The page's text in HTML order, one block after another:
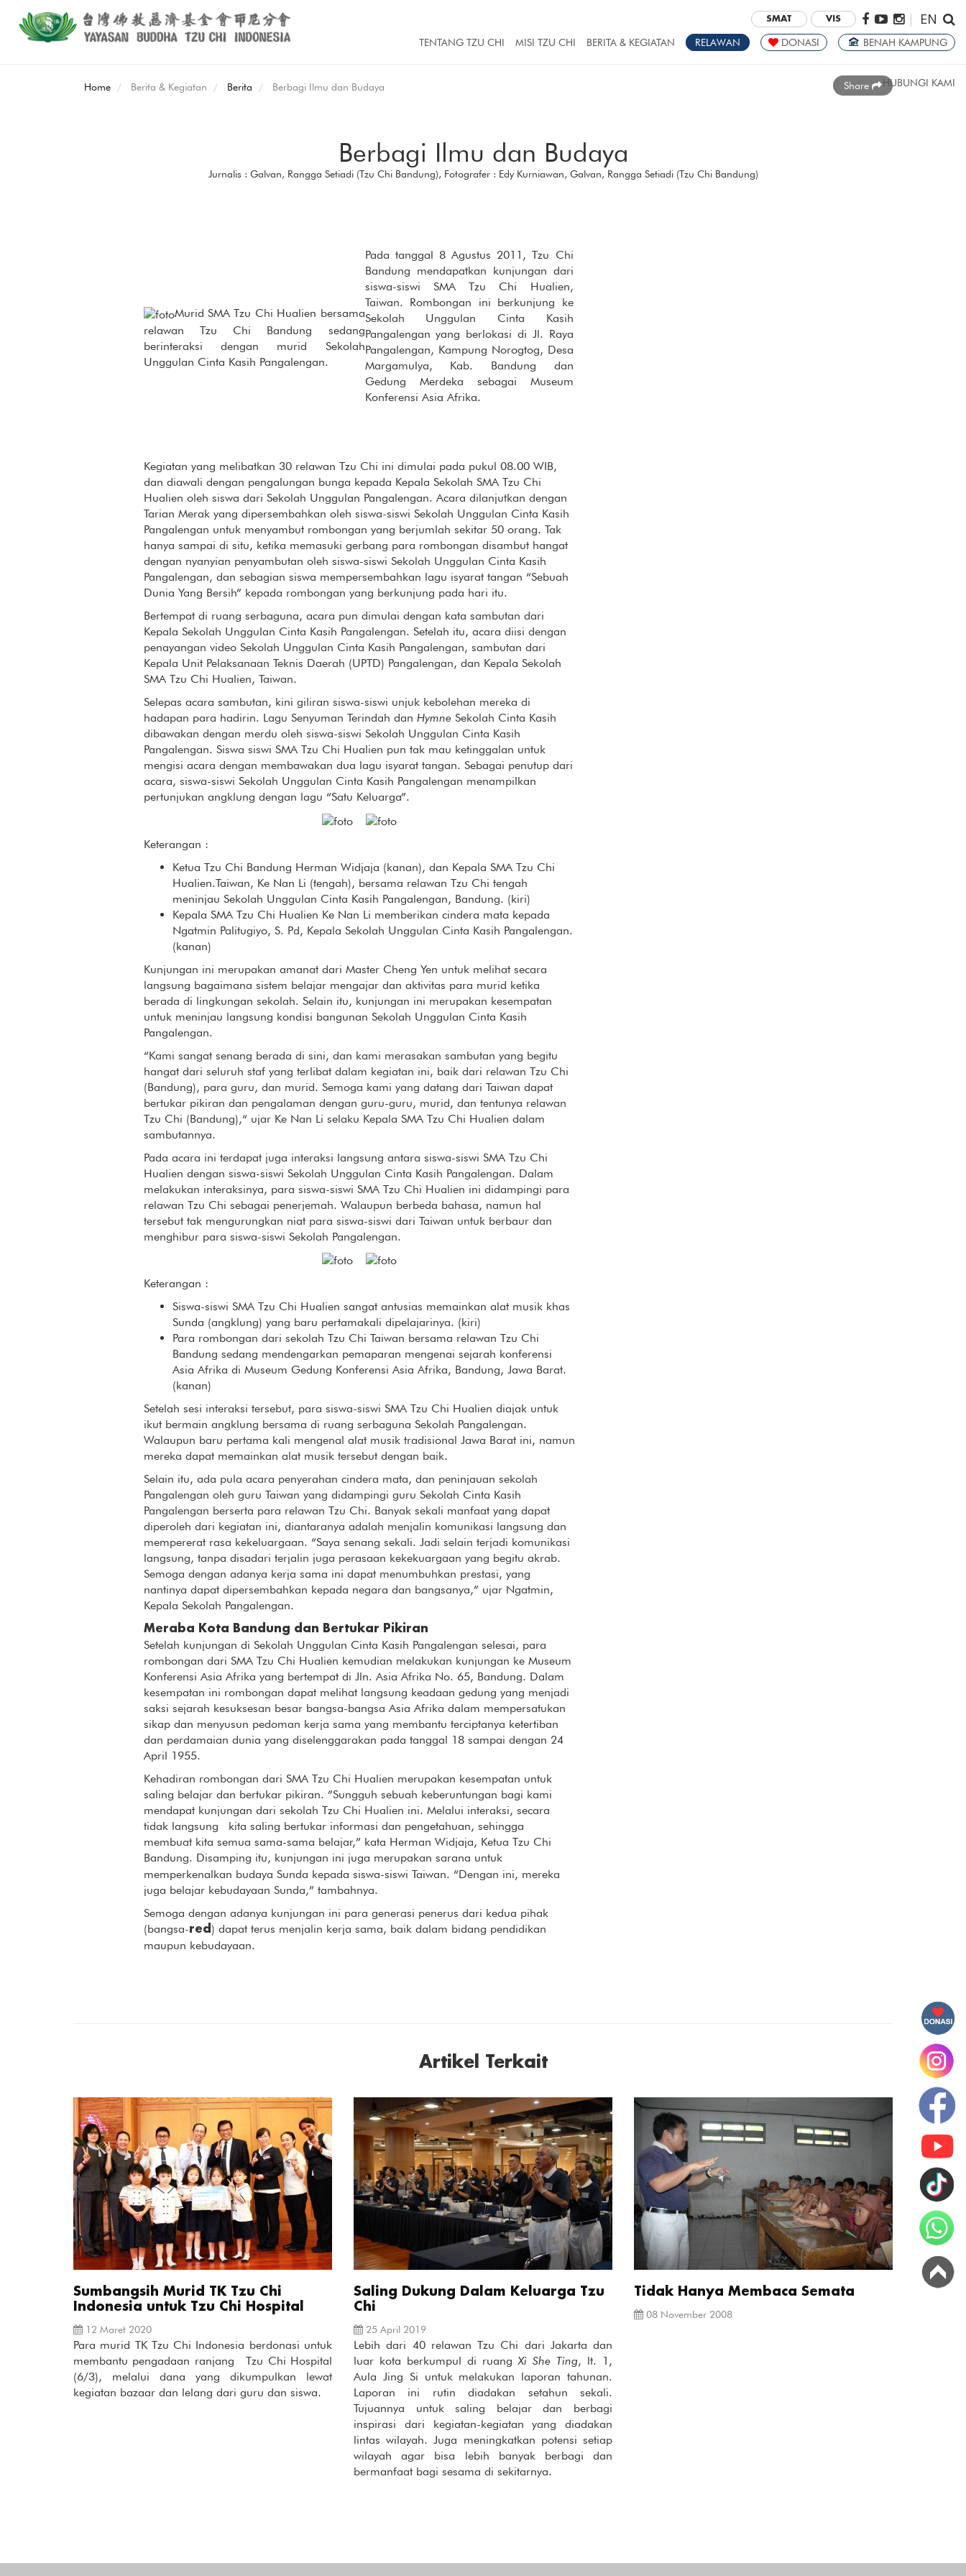
SMAT VIS | EN
TENTANG TZU CHI MISI TZU CHI BERITA & KEGIATAN RELAWAN DONASI BENAH KAMPUNG
HUBUNGI KAMI
Home Berita & Kegiatan Berita Berbagi Ilmu dan Budaya Share
Berbagi Ilmu dan Budaya
Jurnalis : Galvan, Rangga Setiadi (Tzu Chi Bandung), Fotografer : Edy Kurniawan, Galvan, Rangga Setiadi (Tzu Chi Bandung)
Murid SMA Tzu Chi Hualien bersama
relawan Tzu Chi Bandung sedang
berinteraksi dengan murid Sekolah
Unggulan Cinta Kasih Pangalengan.
Pada tanggal 8 Agustus 2011, Tzu Chi
Bandung mendapatkan kunjungan dari
siswa-siswi SMA Tzu Chi Hualien,
Taiwan. Rombongan ini berkunjung ke
Sekolah Unggulan Cinta Kasih
Pangalengan yang berlokasi di Jl. Raya
Pangalengan, Kampung Norogtog, Desa
Margamulya, Kab. Bandung dan
Gedung Merdeka sebagai Museum
Konferensi Asia Afrika.
Kegiatan yang melibatkan 30 relawan Tzu Chi ini dimulai pada pukul 08.00 WIB,
dan diawali dengan pengalungan bunga kepada Kepala Sekolah SMA Tzu Chi
Hualien oleh siswa dari Sekolah Unggulan Pangalengan. Acara dilanjutkan dengan
Tarian Merak yang dipersembahkan oleh siswa-siswi Sekolah Unggulan Cinta Kasih
Pangalengan untuk menyambut rombongan yang berjumlah sekitar 50 orang. Tak
hanya sampai di situ, ketika memasuki gerbang para rombongan disambut hangat
dengan nyanyian penyambutan oleh siswa-siswi Sekolah Unggulan Cinta Kasih
Pangalengan, dan sebagian siswa mempersembahkan lagu isyarat tangan “Sebuah
Dunia Yang Bersih” kepada rombongan yang berkunjung pada hari itu.
Bertempat di ruang serbaguna, acara pun dimulai dengan kata sambutan dari
Kepala Sekolah Unggulan Cinta Kasih Pangalengan. Setelah itu, acara diisi dengan
penayangan video Sekolah Unggulan Cinta Kasih Pangalengan, sambutan dari
Kepala Unit Pelaksanaan Teknis Daerah (UPTD) Pangalengan, dan Kepala Sekolah
SMA Tzu Chi Hualien, Taiwan.
Selepas acara sambutan, kini giliran siswa-siswi unjuk kebolehan mereka di
hadapan para hadirin. Lagu Senyuman Terindah dan HymneSekolah Cinta Kasih
dibawakan dengan merdu oleh siswa-siswi Sekolah Unggulan Cinta Kasih
Pangalengan. Siswa siswi SMA Tzu Chi Hualien pun tak mau ketinggalan untuk
mengisi acara dengan membawakan dua lagu isyarat tangan. Sebagai penutup dari
acara, siswa-siswi Sekolah Unggulan Cinta Kasih Pangalengan menampilkan
pertunjukan angklung dengan lagu “Satu Keluarga”.
Keterangan :
Ketua Tzu Chi Bandung Herman Widjaja (kanan), dan Kepala SMA Tzu Chi
Hualien.Taiwan, Ke Nan Li (tengah), bersama relawan Tzu Chi tengah
meninjau Sekolah Unggulan Cinta Kasih Pangalengan, Bandung. (kiri)
Kepala SMA Tzu Chi Hualien Ke Nan Li memberikan cindera mata kepada
Ngatmin Palitugiyo, S. Pd, Kepala Sekolah Unggulan Cinta Kasih Pangalengan.
(kanan)
Kunjungan ini merupakan amanat dari Master Cheng Yen untuk melihat secara
langsung bagaimana sistem belajar mengajar dan aktivitas para murid ketika
berada di lingkungan sekolah. Selain itu, kunjungan ini merupakan kesempatan
untuk meninjau langsung kondisi bangunan Sekolah Unggulan Cinta Kasih
Pangalengan.
“Kami sangat senang berada di sini, dan kami merasakan sambutan yang begitu
hangat dari seluruh staf yang terlibat dalam kegiatan ini, baik dari relawan Tzu Chi
(Bandung), para guru, dan murid. Semoga kami yang datang dari Taiwan dapat
bertukar pikiran dan pengalaman dengan guru-guru, murid, dan tentunya relawan
Tzu Chi (Bandung),“ ujar Ke Nan Li selaku Kepala SMA Tzu Chi Hualien dalam
sambutannya.
Pada acara ini terdapat juga interaksi langsung antara siswa-siswi SMA Tzu Chi
Hualien dengan siswa-siswi Sekolah Unggulan Cinta Kasih Pangalengan. Dalam
melakukan interaksinya, para siswa-siswi SMA Tzu Chi Hualien ini didampingi para
relawan Tzu Chi sebagai penerjemah. Walaupun berbeda bahasa, namun hal
tersebut tak mengurungkan niat para siswa-siswi dari Taiwan untuk berbaur dan
menghibur para siswa-siswi Sekolah Pangalengan.
Keterangan :
Siswa-siswi SMA Tzu Chi Hualien sangat antusias memainkan alat musik khas
Sunda (angklung) yang baru pertamakali dipelajarinya. (kiri)
Para rombongan dari sekolah Tzu Chi Taiwan bersama relawan Tzu Chi
Bandung sedang mendengarkan pemaparan mengenai sejarah konferensi
Asia Afrika di Museum Gedung Konferensi Asia Afrika, Bandung, Jawa Barat.
(kanan)
Setelah sesi interaksi tersebut, para siswa-siswi SMA Tzu Chi Hualien diajak untuk
ikut bermain angklung bersama di ruang serbaguna Sekolah Pangalengan.
Walaupun baru pertama kali mengenal alat musik tradisional Jawa Barat ini, namun
mereka dapat memainkan alat musik tersebut dengan baik.
Selain itu, ada pula acara penyerahan cindera mata, dan peninjauan sekolah
Pangalengan oleh guru Taiwan yang didampingi guru Sekolah Cinta Kasih
Pangalengan berserta para relawan Tzu Chi. Banyak sekali manfaat yang dapat
diperoleh dari kegiatan ini, diantaranya adalah menjalin komunikasi langsung dan
mempererat rasa kekeluargaan. “Saya senang sekali. Jadi selain terjadi komunikasi
langsung, tanpa disadari terjalin juga perasaan kekekuargaan yang begitu akrab.
Semoga dengan adanya kerja sama ini dapat menumbuhkan prestasi, yang
nantinya dapat dipersembahkan kepada negara dan bangsanya,” ujar Ngatmin,
Kepala Sekolah Pangalengan.
Meraba Kota Bandung dan Bertukar Pikiran
Setelah kunjungan di Sekolah Unggulan Cinta Kasih Pangalengan selesai, para
rombongan dari SMA Tzu Chi Hualien kemudian melakukan kunjungan ke Museum
Konferensi Asia Afrika yang bertempat di Jln. Asia Afrika No. 65, Bandung. Dalam
kesempatan ini rombongan dapat melihat langsung keadaan gedung yang menjadi
saksi sejarah kesuksesan besar bangsa-bangsa Asia Afrika dalam mempersatukan
sikap dan menyusun pedoman kerja sama yang membantu terciptanya ketertiban
dan perdamaian dunia yang diselenggarakan pada tanggal 18 sampai dengan 24
April 1955.
Kehadiran rombongan dari SMA Tzu Chi Hualien merupakan kesempatan untuk
saling belajar dan bertukar pikiran. ”Sungguh sebuah keberuntungan bagi kami
mendapat kunjungan dari sekolah Tzu Chi Hualien ini. Melalui interaksi, secara
tidak langsung kita saling bertukar informasi dan pengetahuan, sehingga
membuat kita semua sama-sama belajar,” kata Herman Widjaja, Ketua Tzu Chi
Bandung. Disamping itu, kunjungan ini juga merupakan sarana untuk
memperkenalkan budaya Sunda kepada siswa-siswi Taiwan. “Dengan ini, mereka
juga belajar kebudayaan Sunda,” tambahnya.
Semoga dengan adanya kunjungan ini para generasi penerus dari kedua pihak
(bangsa-red ) dapat terus menjalin kerja sama, baik dalam bidang pendidikan
maupun kebudayaan.
Artikel Terkait
Sumbangsih Murid TK Tzu Chi
Indonesia untuk Tzu Chi Hospital
12 Maret 2020
Para murid TK Tzu Chi Indonesia berdonasi untuk
membantu pengadaan ranjang Tzu Chi Hospital
(6/3), melalui dana yang dikumpulkan lewat
kegiatan bazaar dan lelang dari guru dan siswa.
Saling Dukung Dalam Keluarga Tzu
Chi
25 April 2019
Lebih dari 40 relawan Tzu Chi dari Jakarta dan
luar kota berkumpul di ruangXi She Ting, lt. 1,
Aula Jing Si untuk melakukan laporan tahunan.
Laporan ini rutin diadakan setahun sekali.
Tujuannya untuk saling belajar dan berbagi
inspirasi dari kegiatan-kegiatan yang diadakan
lintas wilayah. Juga meningkatkan potensi setiap
wilayah agar bisa lebih banyak berbagi dan
bermanfaat bagi sesama di sekitarnya.
Tidak Hanya Membaca Semata
08 November 2008